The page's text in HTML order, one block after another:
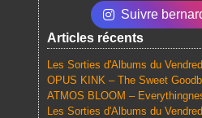
Suivre
Articles récents
Les Sorties d'Albums du
OPUS KINK – The Sweet
ATMOS BLOOM –
Les Sorties d'Albums du